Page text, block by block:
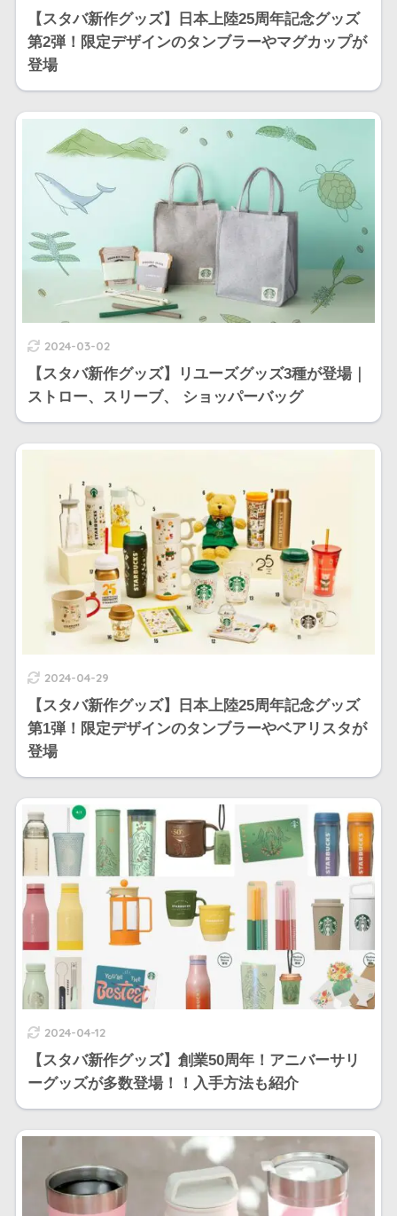
【スタバ新作グッズ】日本上陸25周年記念グッズ
第2弾！限定デザインのタンブラーやマグカップが
登場
2024-03-02
【スタバ新作グッズ】リユーズグッズ3種が登場｜
ストロー、スリーブ、 ショッパーバッグ
2024-04-29
【スタバ新作グッズ】日本上陸25周年記念グッズ
第1弾！限定デザインのタンブラーやベアリスタが
登場
2024-04-12
【スタバ新作グッズ】創業50周年！アニバーサリ
ーグッズが多数登場！！入手方法も紹介